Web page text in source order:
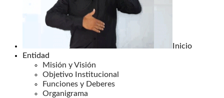
Inicio
Entidad
Misión y Visión
Objetivo Institucional
Funciones y Deberes
Organigrama